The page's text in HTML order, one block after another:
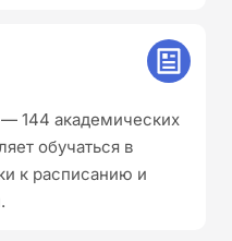
144 академических
обучаться в
к расписанию и